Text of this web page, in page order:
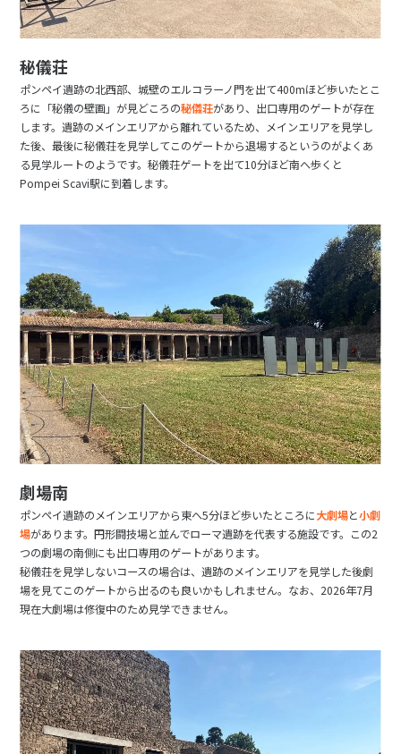
秘儀荘
ポンペイ遺跡の北西部、城壁のエルコラーノ門を出て400mほど歩いたとこ
ろに「秘儀の壁画」が見どころの秘儀荘があり、出口専用のゲートが存在
します。遺跡のメインエリアから離れているため、メインエリアを見学し
た後、最後に秘儀荘を見学してこのゲートから退場するというのがよくあ
る見学ルートのようです。秘儀荘ゲートを出て10分ほど南へ歩くと
Pompei Scavi駅に到着します。
劇場南
ポンペイ遺跡のメインエリアから東へ5分ほど歩いたところに大劇場と小劇
場があります。円形闘技場と並んでローマ遺跡を代表する施設です。この2
つの劇場の南側にも出口専用のゲートがあります。
秘儀荘を見学しないコースの場合は、遺跡のメインエリアを見学した後劇
場を見てこのゲートから出るのも良いかもしれません。なお、2026年7月
現在大劇場は修復中のため見学できません。